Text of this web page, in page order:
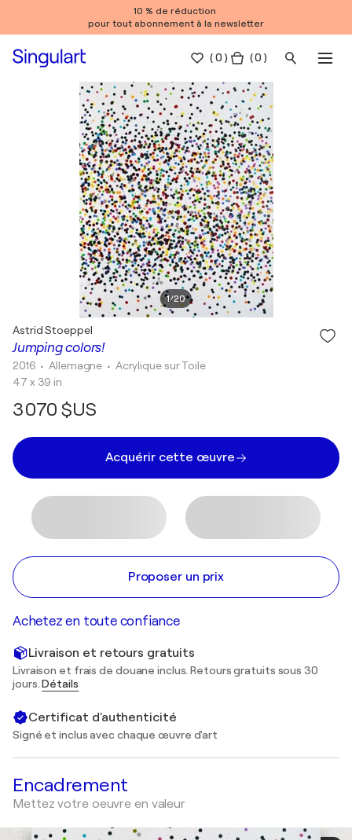
10 % de réduction
pour tout abonnement à la newsletter
(0 ) ( 0 )
1/20
Jumping colors!
Astrid Stoeppel
2016 • Allemagne • Acrylique sur Toile
47 x 39 in
3 070 $US
Acquérir cette œuvre
Proposer un prix
Achetez en toute confiance
Livraison et retours gratuits
Livraison et frais de douane inclus. Retours gratuits sous 30
jours.Détails
Certificat d'authenticité
Signé et inclus avec chaque œuvre d'art
Encadrement
Mettez votre oeuvre en valeur